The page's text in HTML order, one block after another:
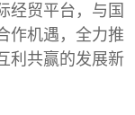
经贸平台，与国
作机遇，全力推
利共赢的发展新